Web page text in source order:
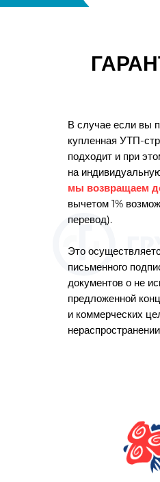
В случае если вы
купленная УТП-
подходит и при
на
мы возвращаем
вычетом 1%
перевод).
Это
письменного
документов о не
предложенной
и коммерческих